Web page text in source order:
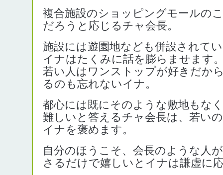
複合施設のショッピングモールの
だろうと応じるチャ会長。
施設には遊園地なども併設されて
イナはたくみに話を膨らませます
若い人はワンストップが好きだか
るのも忘れないイナ。
都心には既にそのような敷地もな
難しいと答えるチャ会長は、若い
イナを褒めます。
自分のほうこそ、会長のような人
さるだけで嬉しいとイナは謙虚に